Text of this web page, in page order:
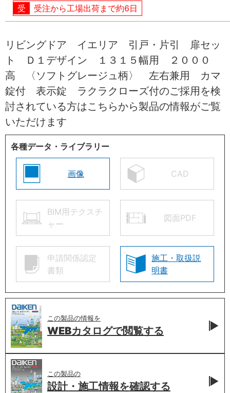
受注から工場出荷まで約6日
リビングドア イエリア 引戸・片引 扉セッ
ト Ｄ１デザイン １３１５幅用 ２０００
高 〈ソフトグレージュ柄〉 左右兼用 カマ
錠付 表示錠 ラクラクローズ付のご採用を検
討されている方はこちらから製品の情報がご覧
いただけます
各種データ・ライブラリー
画像 CAD
BIM用テクスチ
ャー
図面PDF
申請関係認定
書類
施工・取扱説
明書
この製品の情報を
WEBカタログで閲覧する
この製品の
設計・施工情報を確認する